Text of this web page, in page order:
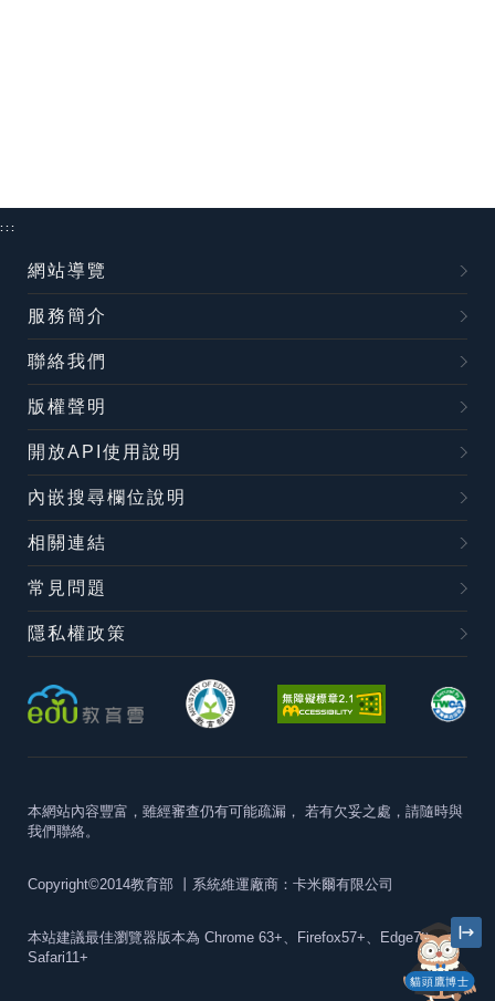
貓頭鷹博士
:::
網站導覽
服務簡介
聯絡我們
版權聲明
開放API使用說明
內嵌搜尋欄位說明
相關連結
常見問題
隱私權政策
本網站內容豐富，雖經審查仍有可能疏漏， 若有欠妥之處，請隨時與
我們聯絡。
Copyright©2014教育部 丨系統維運廠商：卡米爾有限公司
本站建議最佳瀏覽器版本為 Chrome 63+、Firefox57+、Edge79+及
Safari11+